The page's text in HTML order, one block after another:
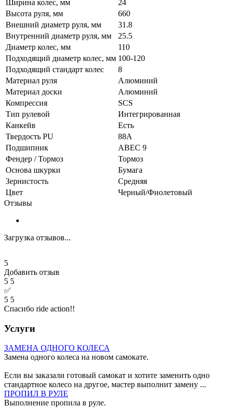
Ширина колес, мм
24
Высота руля, мм
660
Внешний диаметр руля, мм
31.8
Внутренний диаметр руля, мм
25.5
Диаметр колес, мм
110
Подходящий диаметр колес, мм 100-120
Подходящий стандарт колес
8
Материал руля
Алюминий
Материал доски
Алюминий
Компрессия
SCS
Тип рулевой
Интегрированная
Канкейв
Есть
Твердость PU
88A
Подшипник
ABEC 9
Фендер / Тормоз
Тормоз
Основа шкурки
Бумага
Зернистость
Средняя
Цвет
Черный/Фиолетовый
Отзывы
Загрузка отзывов...
5
Добавить отзыв
5 5
✅
5 5
Спасибо ride action!!
Услуги
ЗАМЕНА ОДНОГО КОЛЕСА
Замена одного колеса на новом самокате.
Если вы заказали готовый самокат и хотите заменить одно
стандартное колесо на другое, мастер выполнит замену ...
ПРОПИЛ В РУЛЕ
Выполнение пропила в руле.